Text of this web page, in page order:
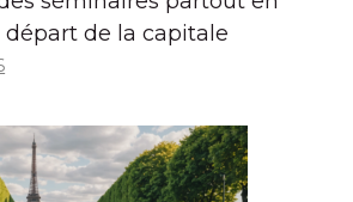
départ de la capitale